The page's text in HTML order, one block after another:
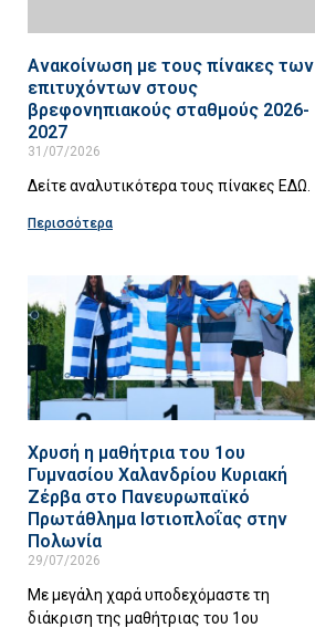
Ανακοίνωση με τους πίνακες των
επιτυχόντων στους
βρεφονηπιακούς σταθμούς 2026-
2027
31/07/2026
Δείτε αναλυτικότερα τους πίνακες ΕΔΩ.
Περισσότερα
Χρυσή η μαθήτρια του 1ου
Γυμνασίου Χαλανδρίου Κυριακή
Ζέρβα στο Πανευρωπαϊκό
Πρωτάθλημα Ιστιοπλοΐας στην
Πολωνία
29/07/2026
Με μεγάλη χαρά υποδεχόμαστε τη
διάκριση της μαθήτριας του 1ου